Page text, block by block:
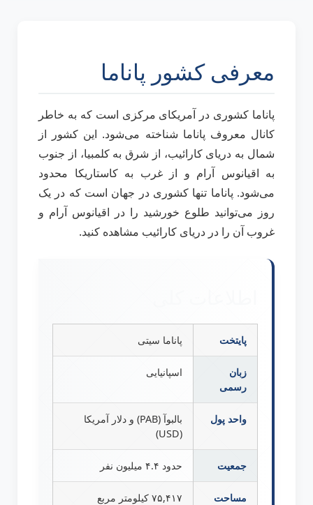
معرفی کشور پاناما
پاناما کشوری در آمریکای مرکزی است که به خاطر
کانال معروف پاناما شناخته می‌شود. این کشور از
شمال به دریای کارائیب، از شرق به کلمبیا، از جنوب
به اقیانوس آرام و از غرب به کاستاریکا محدود
می‌شود. پاناما تنها کشوری در جهان است که در یک
روز می‌توانید طلوع خورشید را در اقیانوس آرام و
غروب آن را در دریای کارائیب مشاهده کنید.
پایتخت پاناما سیتی
زبان
رسمی
اسپانیایی
واحد پول
بالبوآ (PAB) و دلار آمریکا
(USD)
جمعیت حدود ۴.۴ میلیون نفر
مساحت ۷۵,۴۱۷ کیلومتر مربع